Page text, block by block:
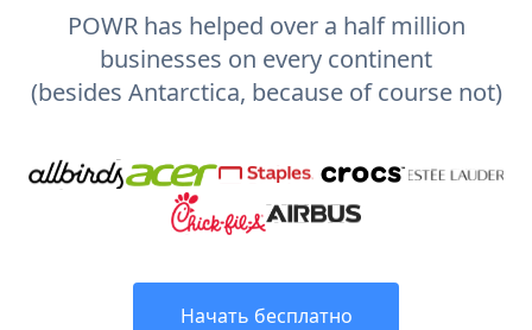
POWR has helped over a half million
businesses on every continent
(besides Antarctica, because of course not)
Начать бесплатно